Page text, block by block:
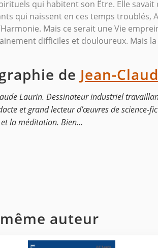
qui habitent son Être. Elle
qui naissent en ces temps troublés,
Mais ce serait une Vie
difficiles et douloureux. Mais
de Jean-
Laurin. Dessinateur industriel
et grand lecteur d’œuvres de science-
la méditation. Bien...
auteur